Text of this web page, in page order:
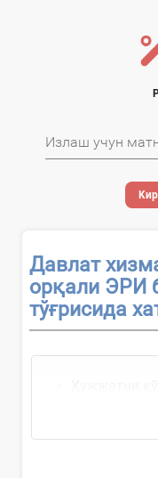
Давлат
орқали ЭРИ
тўғрисида